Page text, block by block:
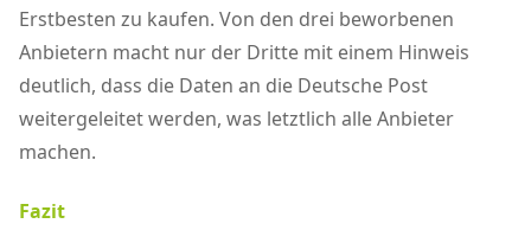
Erstbesten zu kaufen. Von den drei beworbenen
Anbietern macht nur der Dritte mit einem Hinweis
deutlich, dass die Daten an die Deutsche Post
weitergeleitet werden, was letztlich alle Anbieter
machen.
Fazit